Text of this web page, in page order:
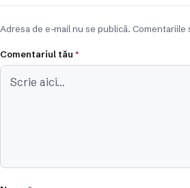
Adresa de e-mail nu se publică.
Comentariul tău *